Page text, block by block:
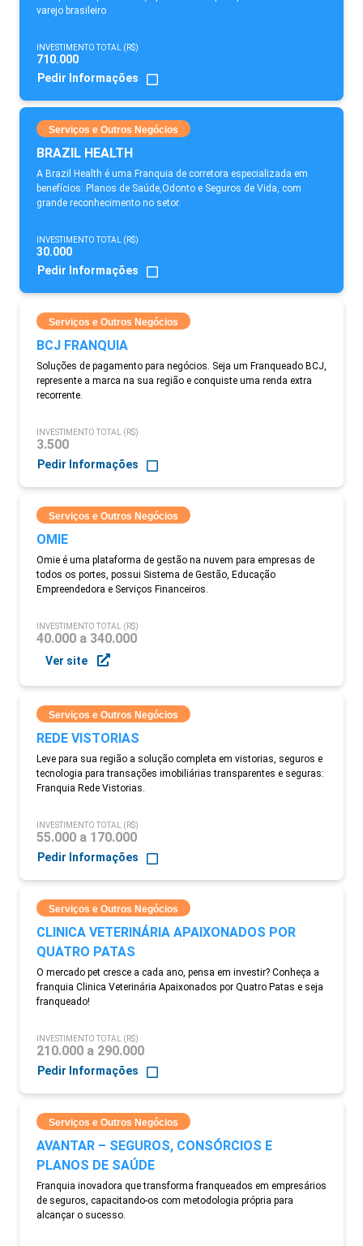
varejo brasileiro
INVESTIMENTO TOTAL (R$)
710.000
Pedir Informações
Serviços e Outros Negócios
BRAZIL HEALTH
A Brazil Health é uma Franquia de corretora especializada em
benefícios: Planos de Saúde,Odonto e Seguros de Vida, com
grande reconhecimento no setor.
INVESTIMENTO TOTAL (R$)
30.000
Pedir Informações
Serviços e Outros Negócios
BCJ FRANQUIA
Soluções de pagamento para negócios. Seja um Franqueado BCJ,
represente a marca na sua região e conquiste uma renda extra
recorrente.
INVESTIMENTO TOTAL (R$)
3.500
Pedir Informações
Serviços e Outros Negócios
OMIE
Omie é uma plataforma de gestão na nuvem para empresas de
todos os portes, possui Sistema de Gestão, Educação
Empreendedora e Serviços Financeiros.
INVESTIMENTO TOTAL (R$)
40.000 a 340.000
Ver site
Serviços e Outros Negócios
REDE VISTORIAS
Leve para sua região a solução completa em vistorias, seguros e
tecnologia para transações imobiliárias transparentes e seguras:
Franquia Rede Vistorias.
INVESTIMENTO TOTAL (R$)
55.000 a 170.000
Pedir Informações
Serviços e Outros Negócios
CLINICA VETERINÁRIA APAIXONADOS POR
QUATRO PATAS
O mercado pet cresce a cada ano, pensa em investir? Conheça a
franquia Clinica Veterinária Apaixonados por Quatro Patas e seja
franqueado!
INVESTIMENTO TOTAL (R$)
210.000 a 290.000
Pedir Informações
Serviços e Outros Negócios
AVANTAR – SEGUROS, CONSÓRCIOS E
PLANOS DE SAÚDE
Franquia inovadora que transforma franqueados em empresários
de seguros, capacitando-os com metodologia própria para
alcançar o sucesso.